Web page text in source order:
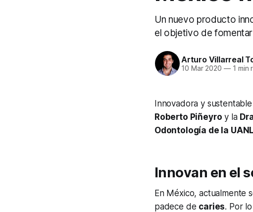
Un nuevo producto
el objetivo de
Arturo Villarreal
10 Mar 2020 —1 min
Innovadora y
Roberto Piñeyro y la
Odontología de la
Innovan en el
En México, actualmente
padece de caries. Por